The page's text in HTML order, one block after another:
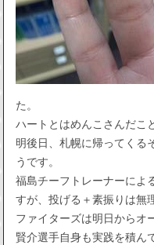
た。
ハートとはめんこさんだこ
明後日、札幌に帰ってくる
うです。
福島チーフトレーナーによ
すが、投げる＋素振りは無
ファイターズは明日からオ
賢介選手自身も実践を積ん